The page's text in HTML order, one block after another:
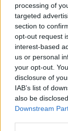
processing of
targeted
section to
opt-out request
interest-based
us or personal
your opt-out.
disclosure of
IAB’s list of
also be
Downstream
Andreas•2023.
MINDEN
ÚTMUTATÓ
https://
http://
- Szerda